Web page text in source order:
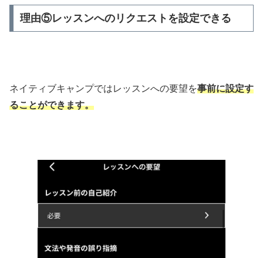
理由⑤レッスンへのリクエストを設定できる
ネイティブキャンプではレッスンへの要望を事前に設定す
ることができます。